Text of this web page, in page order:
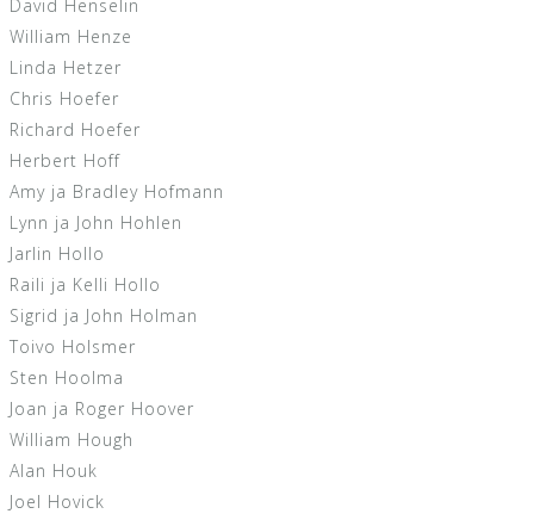
David Henselin
William Henze
Linda Hetzer
Chris Hoefer
Richard Hoefer
Herbert Hoff
Amy ja Bradley Hofmann
Lynn ja John Hohlen
Jarlin Hollo
Raili ja Kelli Hollo
Sigrid ja John Holman
Toivo Holsmer
Sten Hoolma
Joan ja Roger Hoover
William Hough
Alan Houk
Joel Hovick